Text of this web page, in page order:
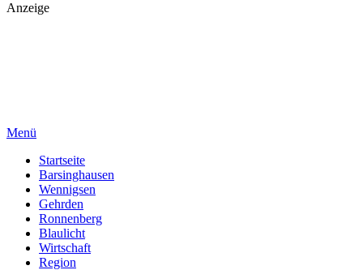
Anzeige
Menü
Startseite
Barsinghausen
Wennigsen
Gehrden
Ronnenberg
Blaulicht
Wirtschaft
Region